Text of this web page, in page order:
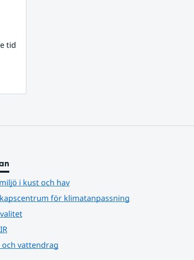
tid
i kust och hav
för klimatanpassning
och vattendrag